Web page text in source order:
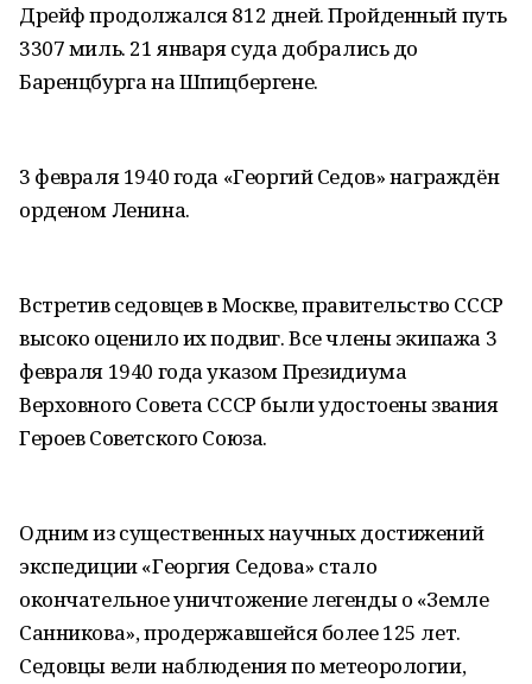
Дрейф продолжался 812 дней. Пройденный путь
3307 миль. 21 января суда добрались до
Баренцбурга на Шпицбергене.
3 февраля 1940 года «Георгий Седов» награждён
орденом Ленина.
Встретив седовцев в Москве, правительство СССР
высоко оценило их подвиг. Все члены экипажа 3
февраля 1940 года указом Президиума
Верховного Совета СССР были удостоены звания
Героев Советского Союза.
Одним из существенных научных достижений
экспедиции «Георгия Седова» стало
окончательное уничтожение легенды о «Земле
Санникова», продержавшейся более 125 лет.
Седовцы вели наблюдения по метеорологии,